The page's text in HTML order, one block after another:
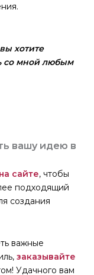
хотите
со мной любым
вашу идею в
сайте, чтобы
подходящий
создания
важные
заказывайте
Удачного вам